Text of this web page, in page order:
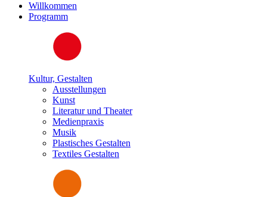
Willkommen
Programm
Kultur, Gestalten
Ausstellungen
Kunst
Literatur und Theater
Medienpraxis
Musik
Plastisches Gestalten
Textiles Gestalten